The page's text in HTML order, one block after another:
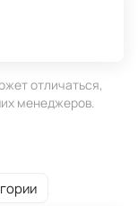
отличаться,
менеджеров.